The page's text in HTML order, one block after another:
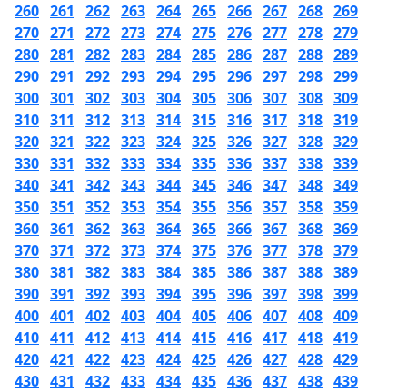
260 261 262 263 264 265 266 267 268 269
270 271 272 273 274 275 276 277 278 279
280 281 282 283 284 285 286 287 288 289
290 291 292 293 294 295 296 297 298 299
300 301 302 303 304 305 306 307 308 309
310 311 312 313 314 315 316 317 318 319
320 321 322 323 324 325 326 327 328 329
330 331 332 333 334 335 336 337 338 339
340 341 342 343 344 345 346 347 348 349
350 351 352 353 354 355 356 357 358 359
360 361 362 363 364 365 366 367 368 369
370 371 372 373 374 375 376 377 378 379
380 381 382 383 384 385 386 387 388 389
390 391 392 393 394 395 396 397 398 399
400 401 402 403 404 405 406 407 408 409
410 411 412 413 414 415 416 417 418 419
420 421 422 423 424 425 426 427 428 429
430 431 432 433 434 435 436 437 438 439